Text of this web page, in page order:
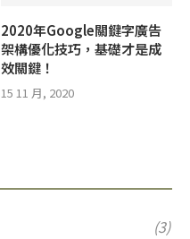
2020年Google關鍵字廣告
架構優化技巧，基礎才是成
效關鍵！
15 11 月, 2020
(3)